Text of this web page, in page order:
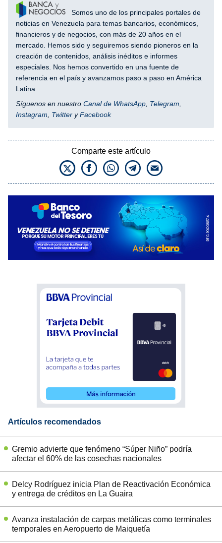
Somos uno de los principales portales de
noticias en Venezuela para temas bancarios, económicos,
financieros y de negocios, con más de 20 años en el
mercado. Hemos sido y seguiremos siendo pioneros en la
creación de contenidos, análisis inéditos e informes
especiales. Nos hemos convertido en una fuente de
referencia en el país y avanzamos paso a paso en América
Latina.
Síguenos en nuestro Canal de WhatsApp Telegram
Instagram
Twitter yFacebook
Comparte este artículo
Artículos recomendados
Gremio advierte que fenómeno “Súper Niño” podría
afectar el 60% de las cosechas nacionales
Delcy Rodríguez inicia Plan de Reactivación Económica
y entrega de créditos en La Guaira
Avanza instalación de carpas metálicas como terminales
temporales en Aeropuerto de Maiquetía